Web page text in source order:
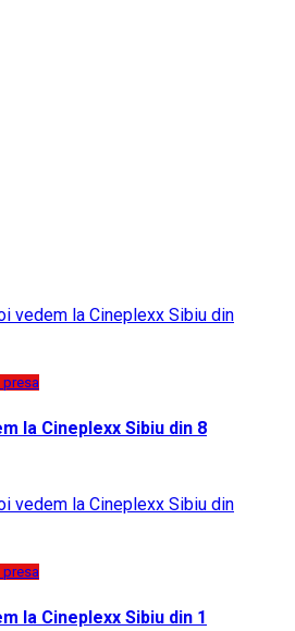
presa
la Cineplexx Sibiu din 8
la Cineplexx Sibiu din 1